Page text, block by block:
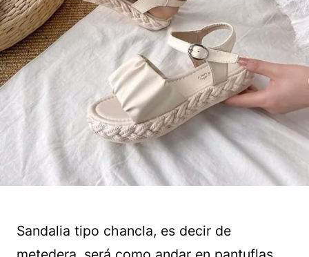
Sandalia tipo chancla, es decir de